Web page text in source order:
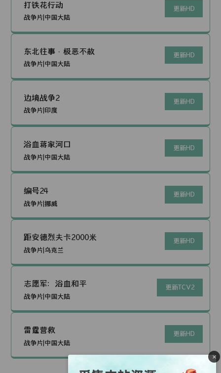
打铁花行动
战争片|中国大陆
更新HD
东北往事·极恶不赦
战争片|中国大陆
更新HD
边境战争2
战争片|印度
更新HD
浴血蒋家河口
战争片|中国大陆
更新HD
编号24
战争片|挪威
更新HD
距安德烈夫卡2000米
战争片|乌克兰
更新HD
志愿军：浴血和平
战争片|中国大陆
更新TCV2
雷霆营救
战争片|中国大陆
更新HD
×